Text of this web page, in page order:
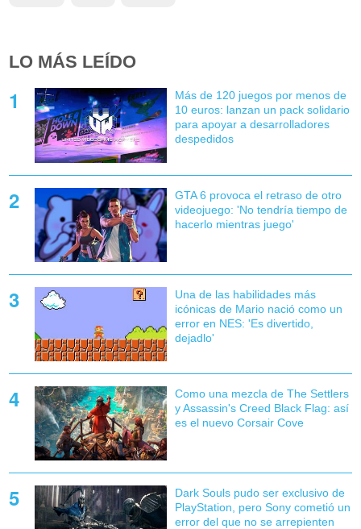
LO MÁS LEÍDO
Más de 120 juegos por menos de
10 euros: lanzan un pack solidario
para apoyar a desarrolladores
despedidos
GTA 6 provoca el retraso de otro
videojuego: 'No tendría tiempo de
hacerlo mientras juego'
Una de las habilidades más
icónicas de Mario nació como un
error en NES: 'Es divertido,
dejadlo'
Como una mezcla de The Settlers
y Assassin's Creed Black Flag: así
es el nuevo Corsair Cove
Dark Souls pudo ser exclusivo de
PlayStation, pero Sony cometió un
error del que no se arrepienten